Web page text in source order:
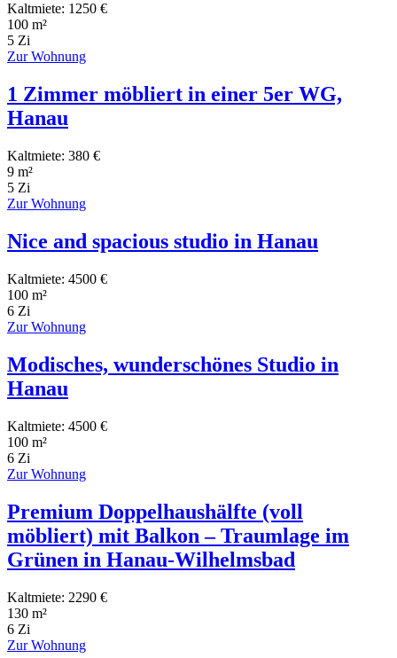
Kaltmiete: 1250 €
100 m²
5 Zi
Zur Wohnung
1 Zimmer möbliert in einer 5er WG,
Hanau
Kaltmiete: 380 €
9 m²
5 Zi
Zur Wohnung
Nice and spacious studio in Hanau
Kaltmiete: 4500 €
100 m²
6 Zi
Zur Wohnung
Modisches, wunderschönes Studio in
Hanau
Kaltmiete: 4500 €
100 m²
6 Zi
Zur Wohnung
Premium Doppelhaushälfte (voll
möbliert) mit Balkon – Traumlage im
Grünen in Hanau-Wilhelmsbad
Kaltmiete: 2290 €
130 m²
6 Zi
Zur Wohnung